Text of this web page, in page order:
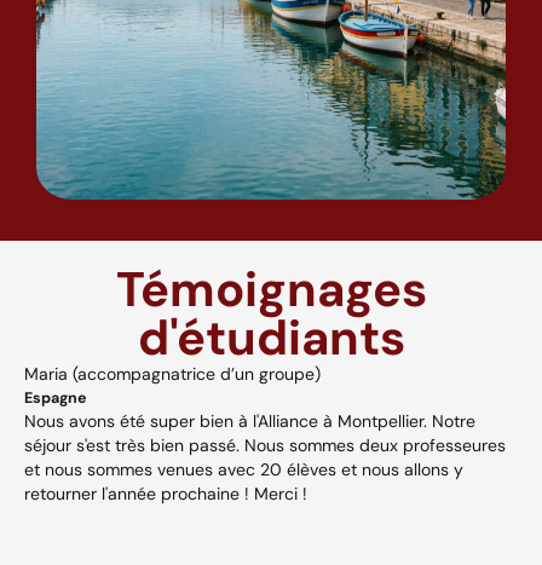
Témoignages
d'étudiants
à Montpellier. Notre
deux professeures
et nous allons y
Anna
A great place to learn French! I just
advanced French course, and I learnt
very creative, exciting and profound.
was always listened to and my